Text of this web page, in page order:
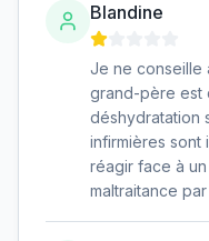
Blandine
Je ne conseille
grand-père est
déshydratation
infirmières sont
réagir face à
maltraitance